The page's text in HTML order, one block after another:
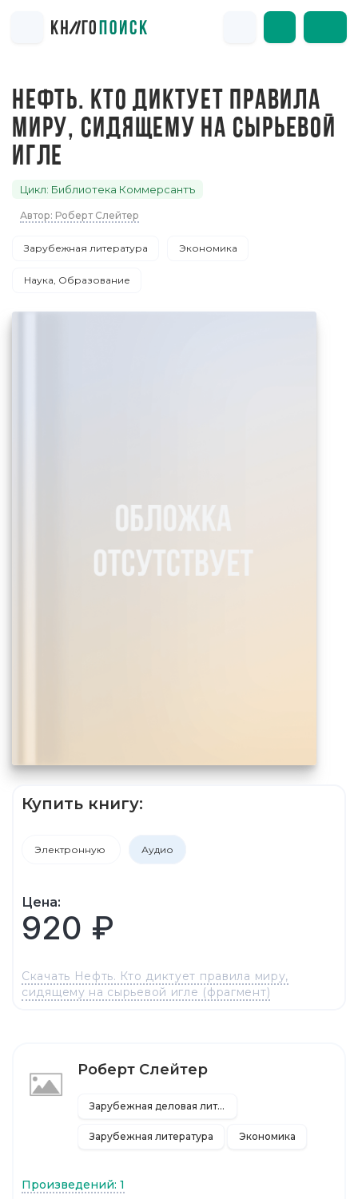
НЕФТЬ. КТО ДИКТУЕТ ПРАВИЛА
МИРУ, СИДЯЩЕМУ НА СЫРЬЕВОЙ
ИГЛЕ
Цикл: Библиотека Коммерсантъ
Автор: Роберт Слейтер
Зарубежная литература Экономика
Наука, Образование
Купить книгу:
Электронную Аудио
Цена:
920 ₽
Скачать Нефть. Кто диктует правила миру,
сидящему на сырьевой игле (фрагмент)
Роберт Слейтер
Зарубежная деловая литература
Зарубежная литература Экономика
Произведений: 1